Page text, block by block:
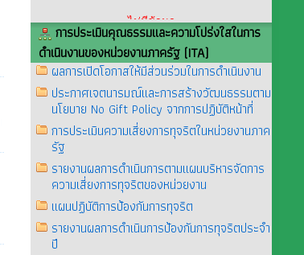
การประเมินคุณธรรมและความโปร่งใสในการ
ดำเนินงานของหน่วยงานภาครัฐ (ITA)
ผลการเปิดโอกาสให้มีส่วนร่วมในการดำเนินงาน
ประกาศเจตนารมณ์และการสร้างวัฒนธรรมตาม
นโยบาย No Gift Policy จากการปฏิบัติหน้าที่
การประเมินความเสี่ยงการทุจริตในหน่วยงานภาค
รัฐ
รายงานผลการดำเนินการตามแผนบริหารจัดการ
ความเสี่ยงการทุจริตของหน่วยงาน
แผนปฏิบัติการป้องกันการทุจริต
รายงานผลการดำเนินการป้องกันการทุจริตประจำ
ปี